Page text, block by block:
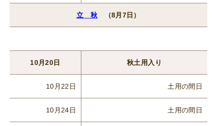
立 秋 （8月7日）
10月20日 秋土用入り
10月22日 土用の間日
10月24日 土用の間日